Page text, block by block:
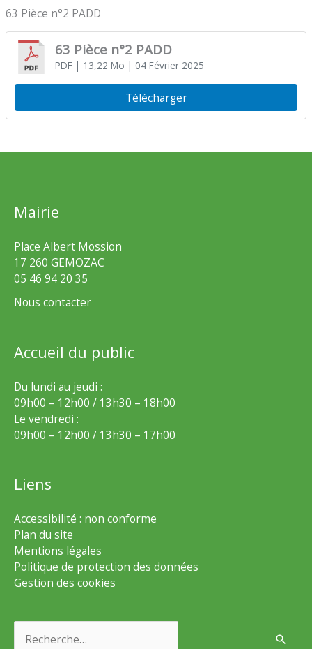
63 Pièce n°2 PADD
63 Pièce n°2 PADD
PDF| 13,22 Mo | 04 Février 2025
Télécharger
Mairie
Place Albert Mossion
17 260 GEMOZAC
05 46 94 20 35
Nous contacter
Accueil du public
Du lundi au jeudi :
09h00 – 12h00 / 13h30 – 18h00
Le vendredi :
09h00 – 12h00 / 13h30 – 17h00
Liens
Accessibilité : non conforme
Plan du site
Mentions légales
Politique de protection des données
Gestion des cookies